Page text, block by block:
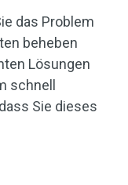
das Problem
beheben
Lösungen
schnell
Sie dieses